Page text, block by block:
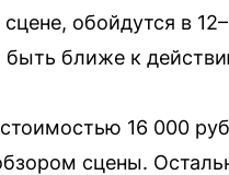
обойдутся в
быть ближе к
16 000
сцены.